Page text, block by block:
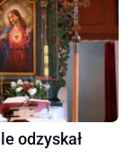
odzyskał